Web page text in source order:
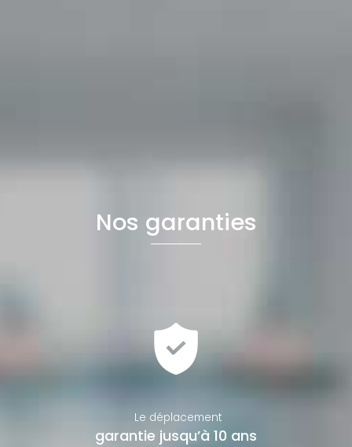
Nos garanties
Le déplacement
garantie jusqu’à 10 ans